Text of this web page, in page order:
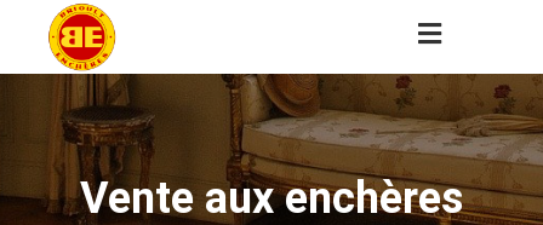
Vente aux enchères